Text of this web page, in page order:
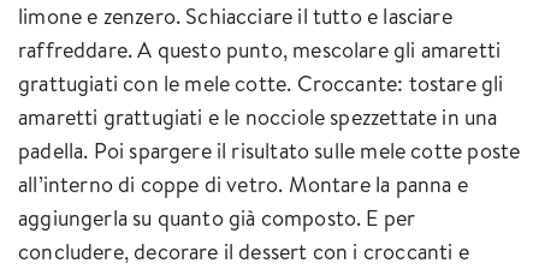
limone e zenzero. Schiacciare il tutto e lasciare
raffreddare. A questo punto, mescolare gli amaretti
grattugiati con le mele cotte. Croccante: tostare gli
amaretti grattugiati e le nocciole spezzettate in una
padella. Poi spargere il risultato sulle mele cotte poste
all’interno di coppe di vetro. Montare la panna e
aggiungerla su quanto già composto. E per
concludere, decorare il dessert con i croccanti e